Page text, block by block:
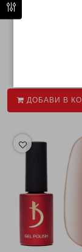
ДОБАВИ В